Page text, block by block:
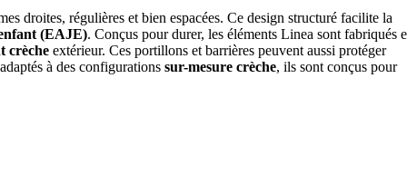
droites, régulières et bien espacées. Ce design structuré facilite la
(EAJE). Conçus pour durer, les éléments Linea sont fabriqués
crècheextérieur. Ces portillons et barrières peuvent aussi protéger
à des configurations sur-mesure crèche, ils sont conçus pour